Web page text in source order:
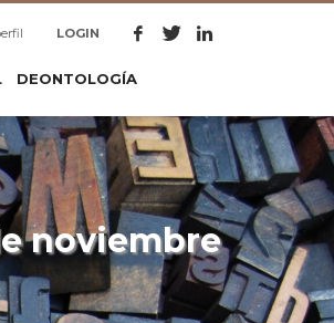
LOGIN
DEONTOLOGÍA
noviembre